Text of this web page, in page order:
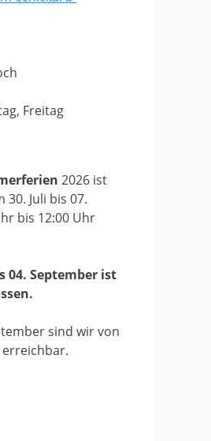
Freitag
2026 ist
30. Juli bis 07.
bis 12:00 Uhr
04. September ist
sind wir von
erreichbar.